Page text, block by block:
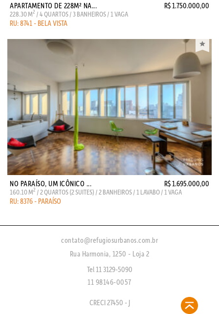
APARTAMENTO DE 228M² NA... R$ 1.750.000,00
228.30 M2 / 4 QUARTOS / 3 BANHEIROS / 1 VAGA
RU: 8741 - BELA VISTA
NO PARAÍSO, UM ICÔNICO ... R$ 1.695.000,00
160.10 M2 / 2 QUARTOS (2 SUITES) / 2 BANHEIROS / 1 LAVABO / 1 VAGA
RU: 8376 - PARAÍSO
contato@refugiosurbanos.com.br
Rua Harmonia, 1250 - Loja 2
Tel 11 3129-5090
11 98146-0057
CRECI 27450 - J